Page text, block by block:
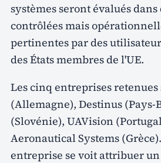
systèmes seront évalués
contrôlées mais
pertinentes par des
des États membres de l'UE.
Les cinq entreprises
(Allemagne), Destinus (Pays-
(Slovénie), UAVision
Aeronautical Systems
entreprise se voit attribuer